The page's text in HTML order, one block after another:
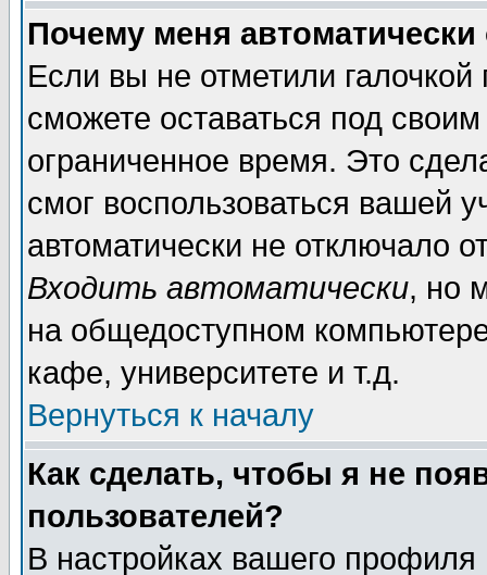
Почему меня автоматически
Если вы не отметили галочкой
сможете оставаться под
ограниченное время. Это
смог воспользоваться вашей
автоматически не отключало
Входить автоматически, но
на общедоступном
кафе, университете и т.д.
Вернуться к началу
Как сделать, чтобы я не
пользователей?
В настройках вашего